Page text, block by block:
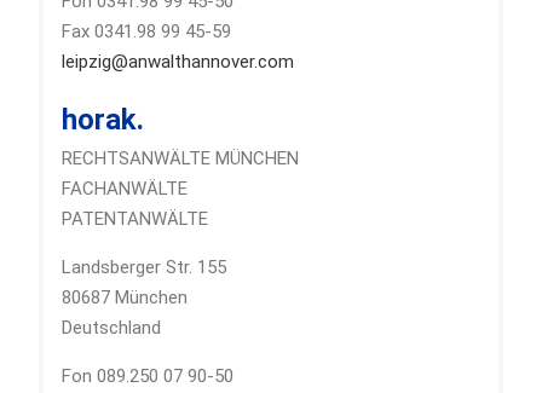
Fax 0341.98 99 45-59
leipzig@anwalthannover.com
horak.
RECHTSANWÄLTE MÜNCHEN
FACHANWÄLTE
PATENTANWÄLTE
Landsberger Str. 155
80687 München
Deutschland
Fon 089.250 07 90-50